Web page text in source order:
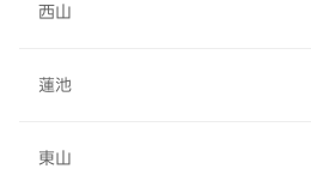
西山
蓮池
東山